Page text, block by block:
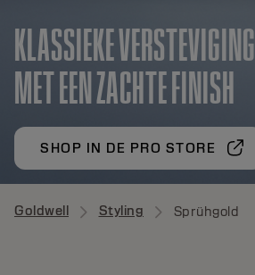
KLASSIEKE VERSTEVIGING
MET EEN ZACHTE FINISH
SHOP IN DE PRO STORE
Goldwell Styling Sprühgold